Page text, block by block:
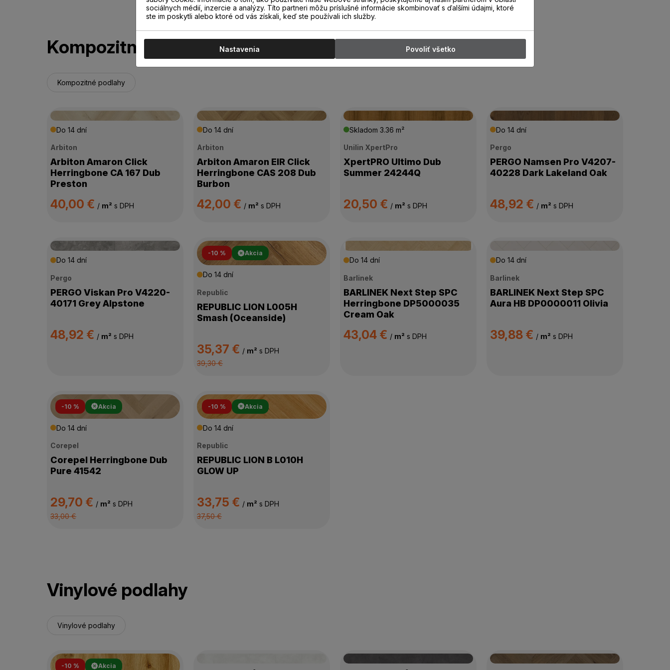
Kompozitné podlahy
Kompozitné podlahy
Do 14 dní
Arbiton
Arbiton Amaron Click
Herringbone CA 167 Dub
Preston
40,00 € / m² s DPH
Do 14 dní
Arbiton
Arbiton Amaron EIR Click
Herringbone CAS 208 Dub
Burbon
42,00 € / m² s DPH
Skladom 3.36 m²
Unilin XpertPro
XpertPRO Ultimo Dub
Summer 24244Q
20,50 € / m² s DPH
Do 14 dní
Pergo
PERGO Namsen Pro V4207-
40228 Dark Lakeland Oak
48,92 € / m² s DPH
Do 14 dní
Pergo
PERGO Viskan Pro V4220-
40171 Grey Alpstone
48,92 € / m² s DPH
-10 % Akcia
Do 14 dní
Republic
REPUBLIC LION L005H
Smash (Oceanside)
35,37 € / m² s DPH
39,30 €
Do 14 dní
Barlinek
BARLINEK Next Step SPC
Herringbone DP5000035
Cream Oak
43,04 € / m² s DPH
Do 14 dní
Barlinek
BARLINEK Next Step SPC
Aura HB DP0000011 Olivia
39,88 € / m² s DPH
-10 % Akcia
Do 14 dní
Corepel
Corepel Herringbone Dub
Pure 41542
29,70 € / m² s DPH
33,00 €
-10 % Akcia
Do 14 dní
Republic
REPUBLIC LION B L010H
GLOW UP
33,75 € / m² s DPH
37,50 €
Vinylové podlahy
Vinylové podlahy
-10 % Akcia
sociálnych médií, inzercie a analýzy. Títo partneri môžu príslušné informácie skombinovať s ďalšími údajmi, ktoré
ste im poskytli alebo ktoré od vás získali, keď ste používali ich služby.
Nastavenia Povoliť všetko